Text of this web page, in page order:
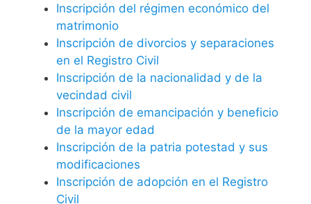
Inscripción del régimen económico del
matrimonio
Inscripción de divorcios y separaciones
en el Registro Civil
Inscripción de la nacionalidad y de la
vecindad civil
Inscripción de emancipación y beneficio
de la mayor edad
Inscripción de la patria potestad y sus
modificaciones
Inscripción de adopción en el Registro
Civil